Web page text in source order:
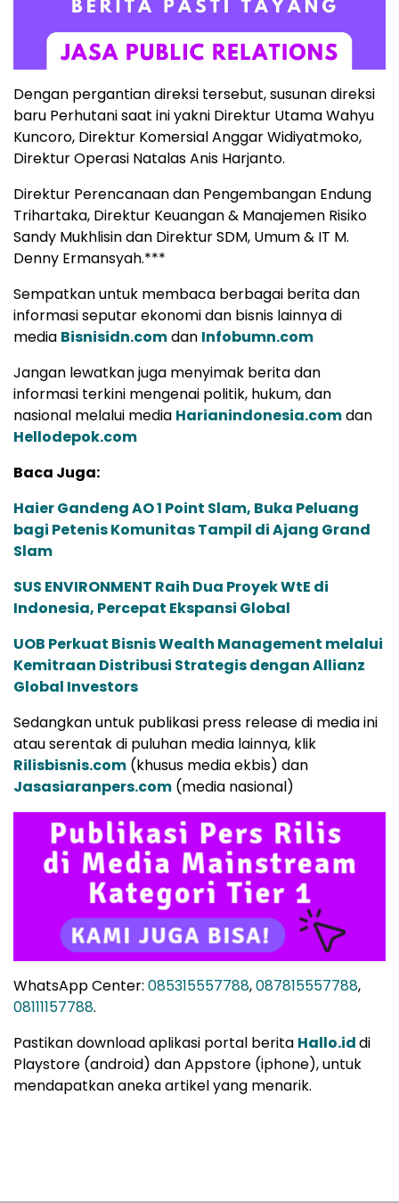
Dengan pergantian direksi tersebut, susunan direksi
baru Perhutani saat ini yakni Direktur Utama​​​​​ Wahyu
Kuncoro, Direktur Komersial​​​​ Anggar Widiyatmoko,
Direktur Operasi​​​​ Natalas Anis Harjanto.
Direktur Perencanaan dan Pengembangan​ Endung
Trihartaka, Direktur Keuangan & Manajemen Risiko​​
Sandy Mukhlisin dan Direktur SDM, Umum & IT M.
Denny Ermansyah.***
Sempatkan untuk membaca berbagai berita dan
informasi seputar ekonomi dan bisnis lainnya di
media Bisnisidn.comdan Infobumn.com
Jangan lewatkan juga menyimak berita dan
informasi terkini mengenai politik, hukum, dan
nasional melalui media Harianindonesia.comdan
Hellodepok.com
Baca Juga:
Haier Gandeng AO 1 Point Slam, Buka Peluang
bagi Petenis Komunitas Tampil di Ajang Grand
Slam
SUS ENVIRONMENT Raih Dua Proyek WtE di
Indonesia, Percepat Ekspansi Global
UOB Perkuat Bisnis Wealth Management melalui
Kemitraan Distribusi Strategis dengan Allianz
Global Investors
Sedangkan untuk publikasi press release di media ini
atau serentak di puluhan media lainnya, klik
Rilisbisnis.com (khusus media ekbis) dan
Jasasiaranpers.com (media nasional)
WhatsApp Center: 085315557788,087815557788,
08111157788.
Pastikan download aplikasi portal berita Hallo.iddi
Playstore (android) dan Appstore (iphone), untuk
mendapatkan aneka artikel yang menarik.